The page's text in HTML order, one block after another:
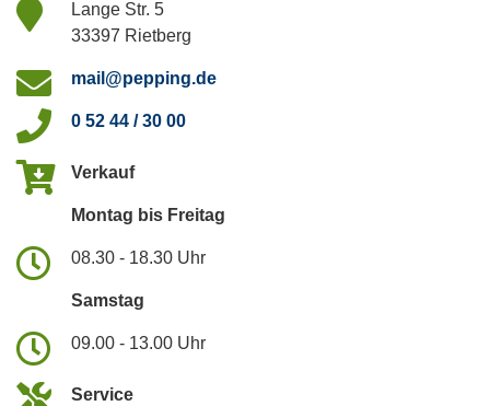
Lange Str. 5
33397 Rietberg
mail@pepping.de
0 52 44 / 30 00
Verkauf
Montag bis Freitag
08.30 - 18.30 Uhr
Samstag
09.00 - 13.00 Uhr
Service